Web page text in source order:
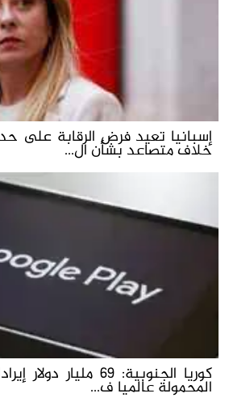
إسبانيا تعيد فرض الرقابة على
خلاف متصاعد بشأن ال...
كوريا الجنوبية: 69
المحمولة عالميا ف...